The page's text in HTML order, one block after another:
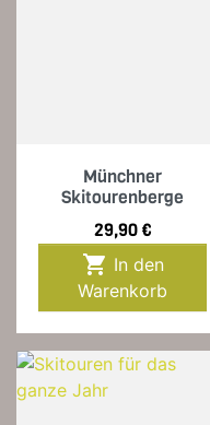
Münchner
Skitourenberge
Preis
29,90 €

Warenkorb